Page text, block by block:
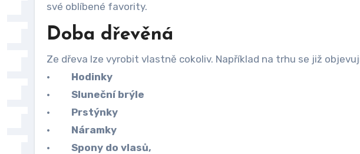
své oblíbené favority.
Doba dřevěná
Ze dřeva lze vyrobit vlastně cokoliv. Například na trhu se již
· Hodinky
· Sluneční brýle
· Prstýnky
· Náramky
· Spony do vlasů,